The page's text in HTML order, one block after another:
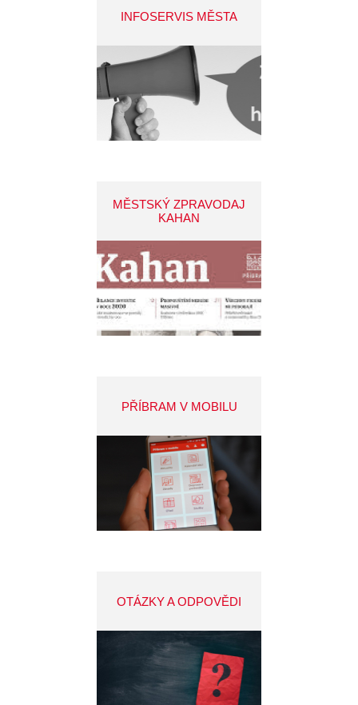
INFOSERVIS MĚSTA
MĚSTSKÝ ZPRAVODAJ
KAHAN
PŘÍBRAM V MOBILU
OTÁZKY A ODPOVĚDI